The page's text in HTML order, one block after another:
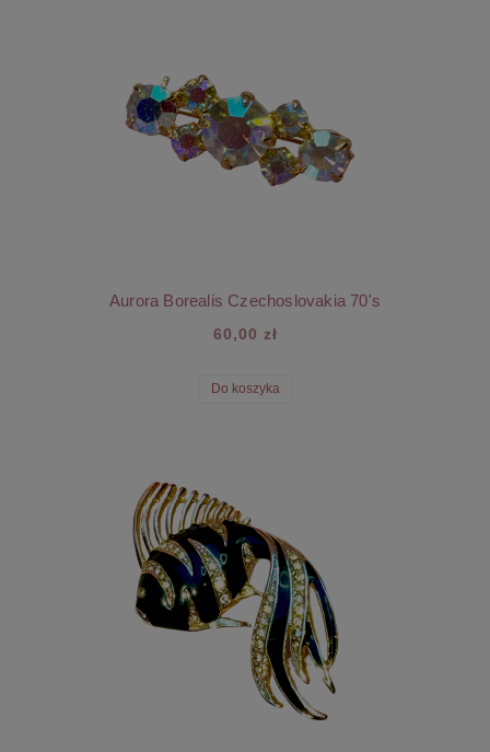
Aurora Borealis Czechoslovakia 70's
60,00 zł
Do koszyka